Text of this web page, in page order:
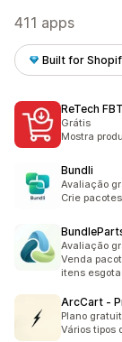
411 apps
Built for
ReTech FBT
Grátis
Mostra
Bundli
Avaliação
Crie
Avaliação
Venda
itens
ArcCart ‑
Plano
Vários tipos